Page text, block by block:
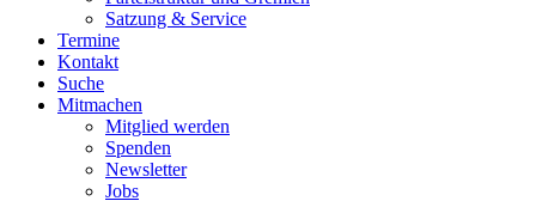
Satzung & Service
Termine
Kontakt
Suche
Mitmachen
Mitglied werden
Spenden
Newsletter
Jobs